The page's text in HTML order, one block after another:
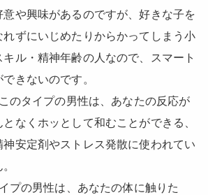
や興味があるのですが、好きな子を
ずにいじめたりからかってしまう小
ル・精神年齢の人なので、スマート
きないのです。
のタイプの男性は、あなたの反応が
なくホッとして和むことができる、
安定剤やストレス発散に使われてい
プの男性は、あなたの体に触りた